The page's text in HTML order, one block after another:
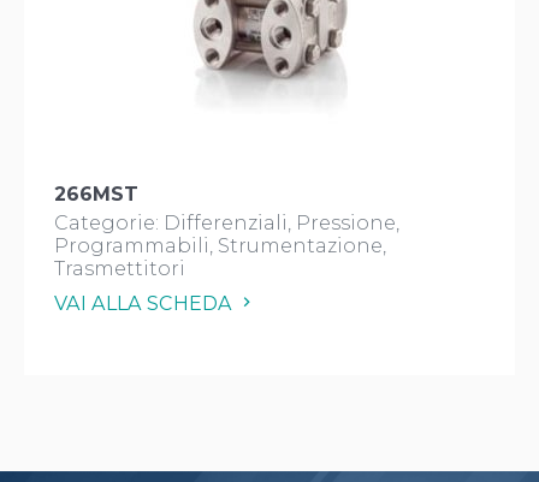
266MST
Categorie: Differenziali Pressione
Programmabili Strumentazione
Trasmettitori
VAI ALLA SCHEDA